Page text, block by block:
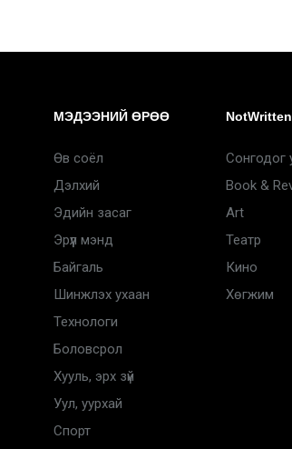
МЭДЭЭНИЙ ӨРӨӨ
Өв соёл
Дэлхий
Эдийн засаг
Эрүүл мэнд
Байгаль
Шинжлэх ухаан
Технологи
Боловсрол
Хууль, эрх зүй
Уул, уурхай
Спорт
Сонгодог
Book &
Art
Театр
Кино
Хөгжим